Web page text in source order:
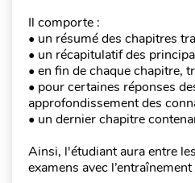
Il comporte :
• un résumé des chapitres
• un récapitulatif des
• en fin de chaque chapitre,
• pour certaines réponses
approfondissement des
• un dernier chapitre
Ainsi, l'étudiant aura entre
examens avec